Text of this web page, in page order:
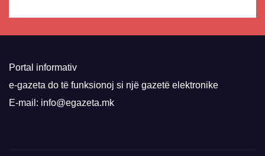
Portal informativ
e-gazeta do të funksionoj si një gazetë elektronike
E-mail: info@egazeta.mk